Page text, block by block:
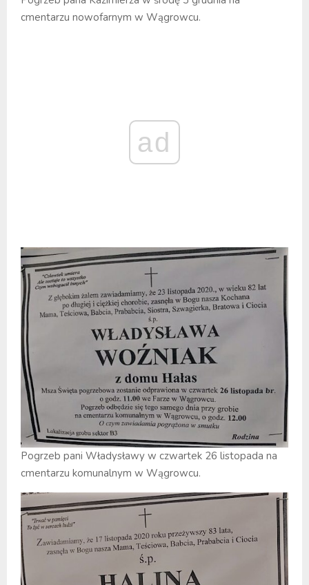
cmentarzu nowofarnym w Wągrowcu.
ad
Pogrzeb pani Władysławy w czwartek 26 listopada na
cmentarzu komunalnym w Wągrowcu.